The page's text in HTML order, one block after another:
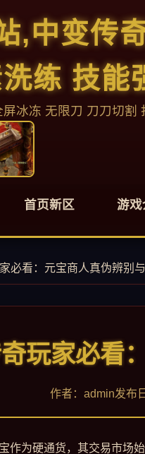
,中变传
练 技能
冰冻 无限刀 刀刀切割
首页新区 游戏
必看：元宝商人真伪辨别
玩家必看
作者：admin发布
作为硬通货，其交易市场